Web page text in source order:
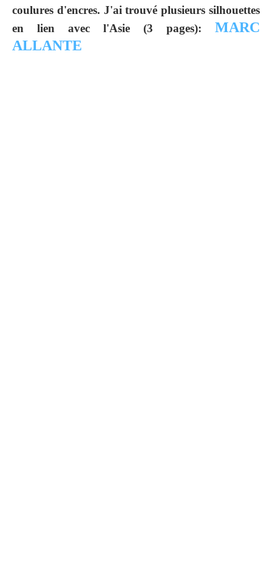
coulures d'encres. J'ai trouvé plusieurs silhouettes
en lien avec l'Asie (3 pages): MARC
ALLANTE